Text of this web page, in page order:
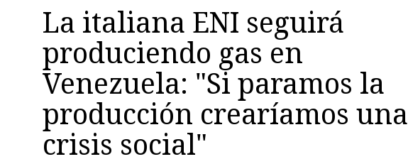
La italiana ENI seguirá
produciendo gas en
Venezuela: "Si paramos la
producción crearíamos una
crisis social"